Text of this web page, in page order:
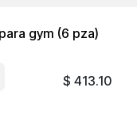
gym (6 pza)
$413.10